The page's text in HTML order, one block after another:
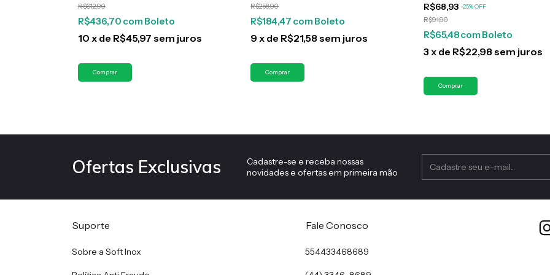
R$612,90
R$436,70 com Boleto
10 x de R$45,97 sem juros
R$258,90
R$184,47 com Boleto
9 x de R$21,58 sem juros
R$68,93 -25%OFF
R$91,90
R$65,48com Boleto
3 x de R$22,98 sem juros
Ofertas Exclusivas
Cadastre-se e receba nossas
novidades e ofertas em primeira mão
Suporte
Sobre a Soft Inox
Fale Conosco
554433468689